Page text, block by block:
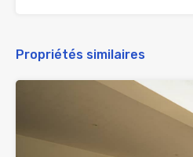
Propriétés similaires